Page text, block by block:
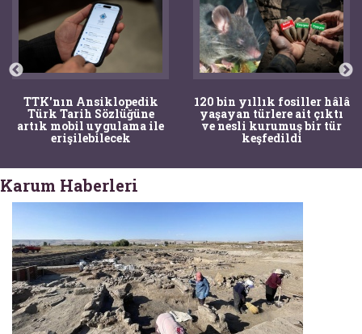
TTK'nın Ansiklopedik
Türk Tarih Sözlüğüne
artık mobil uygulama ile
erişilebilecek
120 bin yıllık fosiller hâlâ
yaşayan türlere ait çıktı
ve nesli kurumuş bir tür
keşfedildi
Karum Haberleri